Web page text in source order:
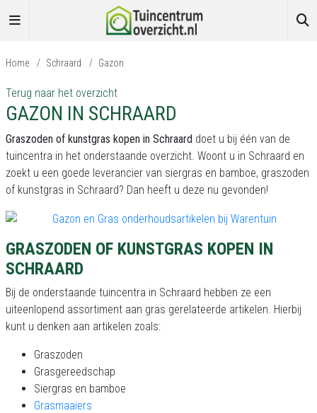
Home / Schraard / Gazon
Terug naar het overzicht
GAZON IN SCHRAARD
Graszoden of kunstgras kopen in Schraard doet u bij één van de
tuincentra in het onderstaande overzicht. Woont u in Schraard en
zoekt u een goede leverancier van siergras en bamboe, graszoden
of kunstgras in Schraard? Dan heeft u deze nu gevonden!
GRASZODEN OF KUNSTGRAS KOPEN IN
SCHRAARD
Bij de onderstaande tuincentra in Schraard hebben ze een
uiteenlopend assortiment aan gras gerelateerde artikelen. Hierbij
kunt u denken aan artikelen zoals:
Graszoden
Grasgereedschap
Siergras en bamboe
Grasmaaiers